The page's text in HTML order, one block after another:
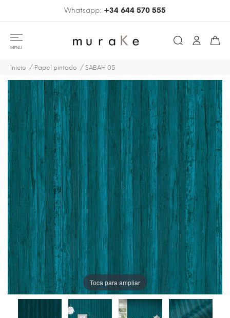
Whatsapp: +34 644 570 555
MENU
Inicio Papel pintado SABAH 05
Toca para ampliar